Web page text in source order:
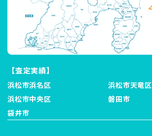
【査定実績】
浜松市浜名区
浜松市天竜区
浜松市中央区
磐田市
袋井市